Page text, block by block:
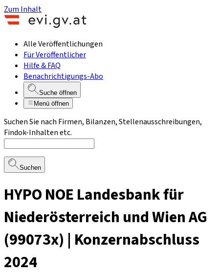
Zum Inhalt
Alle Veröffentlichungen
Für Veröffentlicher
Hilfe & FAQ
Benachrichtigungs-Abo
Suche öffnen
Menü öffnen
Suchen Sie nach Firmen, Bilanzen, Stellenausschreibungen,
Findok-Inhalten etc.
Suchen
HYPO NOE Landesbank für
Niederösterreich und Wien AG
(99073x) | Konzernabschluss
2024